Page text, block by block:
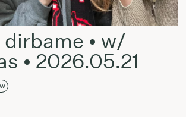
dirbame • w/
• 2026.05.21